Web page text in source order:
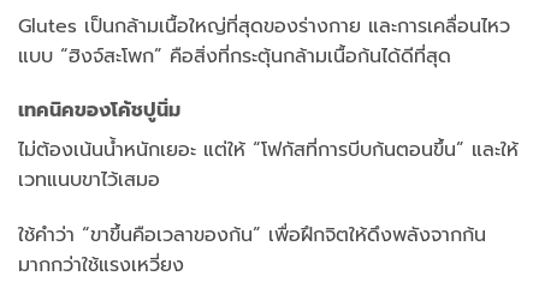
Glutes เป็นกล้ามเนื้อใหญ่ที่สุดของร่างกาย และการเคลื่อนไหว
แบบ “ฮิงจ์สะโพก” คือสิ่งที่กระตุ้นกล้ามเนื้อก้นได้ดีที่สุด
เทคนิคของโค้ชปูนิ่ม
ไม่ต้องเน้นน้ำหนักเยอะ แต่ให้ “โฟกัสที่การบีบก้นตอนขึ้น” และให้
เวทแนบขาไว้เสมอ
ใช้คำว่า “ขาขึ้นคือเวลาของก้น” เพื่อฝึกจิตให้ดึงพลังจากก้น
มากกว่าใช้แรงเหวี่ยง